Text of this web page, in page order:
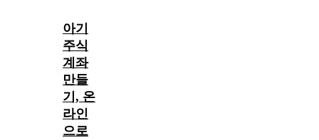
아기
주식
계좌
만들
기, 온
라인
으로